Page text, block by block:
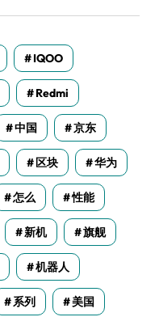
IQOO
Redmi
中国 京东
区块 华为
怎么 性能
新机 旗舰
机器人
系列 美国